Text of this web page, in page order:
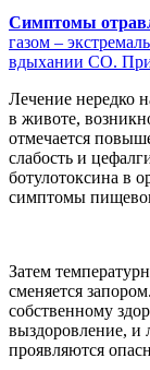
Симптомы
газом –
вдыхании СО.
Лечение нередко
в животе,
отмечается
слабость и
ботулотоксина в
симптомы
Затем
сменяется
собственному
выздоровление, и
проявляются